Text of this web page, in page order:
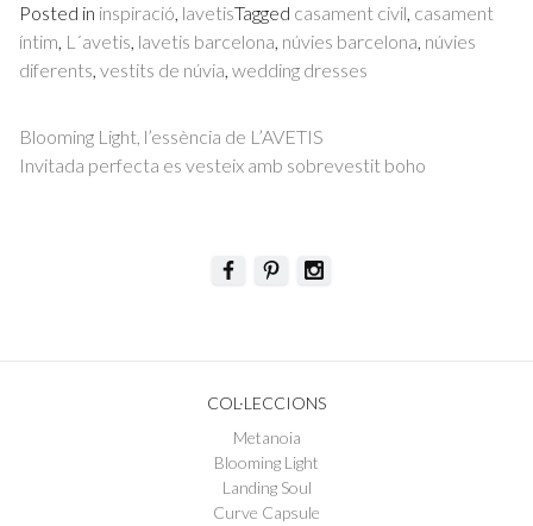
Posted in inspiració, lavetisTagged casament civil, casament
íntim, L´avetis, lavetis barcelona, núvies barcelona, núvies
diferents, vestits de núvia, wedding dresses
Post
navigation
Blooming Light, l’essència de L’AVETIS
Invitada perfecta es vesteix amb sobrevestit boho
COL·LECCIONS
Metanoia
Blooming Light
Landing Soul
Curve Capsule